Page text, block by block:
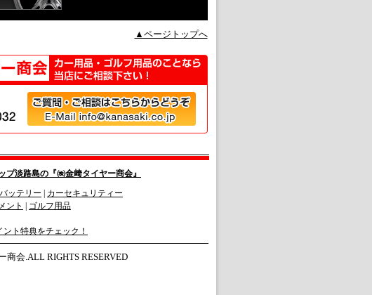
▲ページトップへ
淡路島の『㈱金﨑タイヤー商会』
バッテリー
カーセキュリティー
ント
ゴルフ用品
ト特典をチェック！
商会.ALL RIGHTS RESERVED